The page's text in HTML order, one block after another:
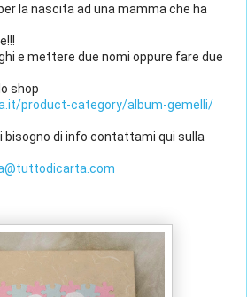
la nascita ad una mamma che ha
e mettere due nomi oppure fare due
shop
product-category/album-gemelli/
bisogno di info contattami qui sulla